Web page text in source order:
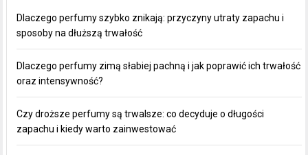
Dlaczego perfumy szybko znikają: przyczyny utraty zapachu i
sposoby na dłuższą trwałość
Dlaczego perfumy zimą słabiej pachną i jak poprawić ich trwałość
oraz intensywność?
Czy droższe perfumy są trwalsze: co decyduje o długości
zapachu i kiedy warto zainwestować